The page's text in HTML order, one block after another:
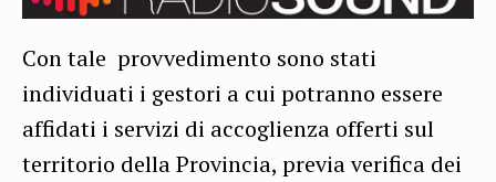
Con tale provvedimento sono stati
individuati i gestori a cui potranno essere
affidati i servizi di accoglienza offerti sul
territorio della Provincia, previa verifica dei